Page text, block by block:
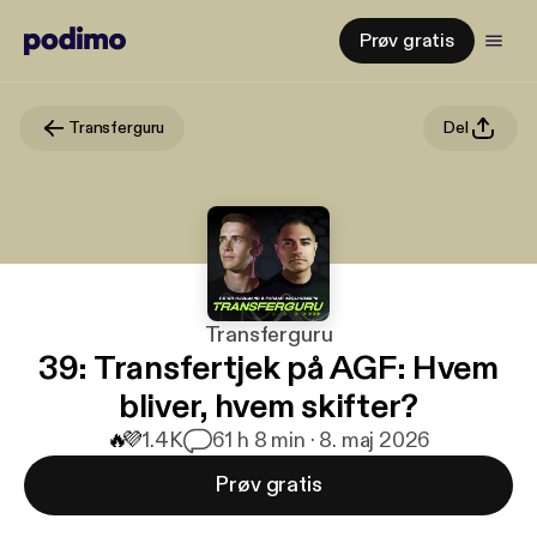
Prøv gratis
Transferguru Del
Transferguru
39: Transfertjek på AGF: Hvem
bliver, hvem skifter?
🔥💜1.4K 61 h 8 min · 8. maj 2026
Prøv gratis